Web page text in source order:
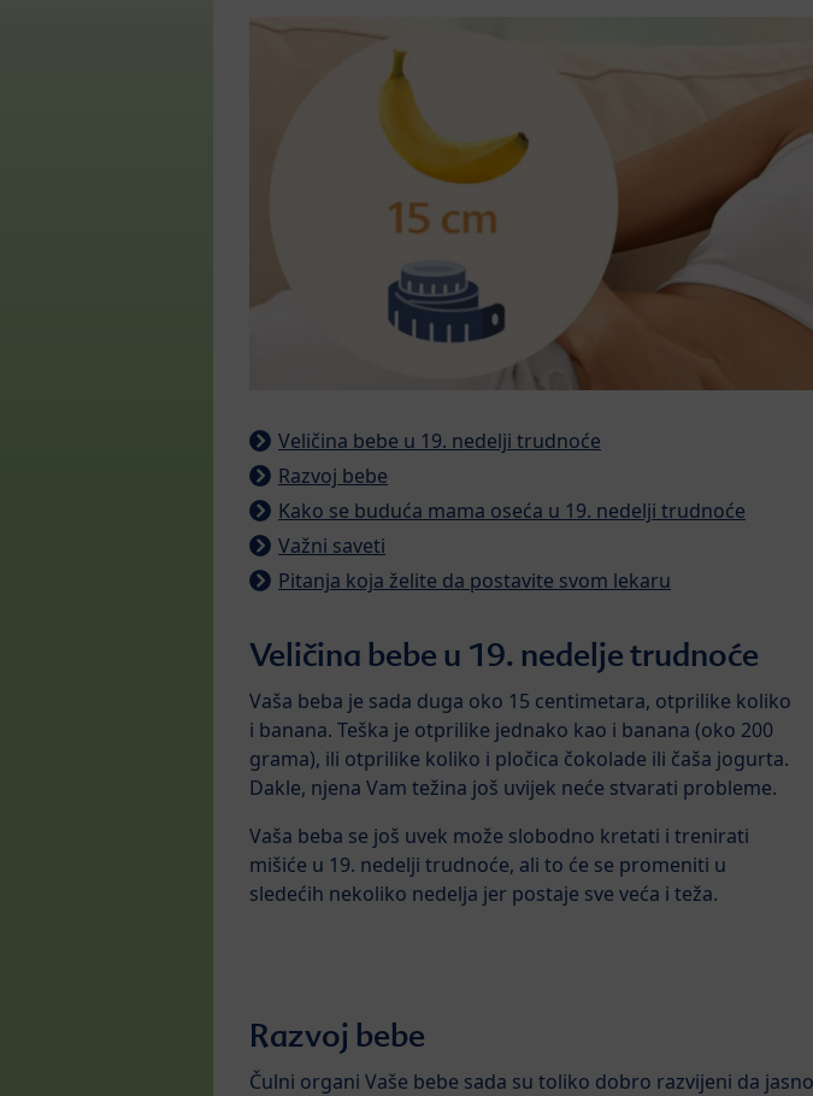
Veličina bebe u 19. nedelji trudnoće
Razvoj bebe
Kako se buduća mama oseća u 19. nedelji trudnoće
Važni saveti
Pitanja koja želite da postavite svom lekaru
Veličina bebe u 19. nedelje trudnoće
Vaša beba je sada duga oko 15 centimetara, otprilike koliko
i banana. Teška je otprilike jednako kao i banana (oko 200
grama), ili otprilike koliko i pločica čokolade ili čaša jogurta.
Dakle, njena Vam težina još uvijek neće stvarati probleme.
Vaša beba se još uvek može slobodno kretati i trenirati
mišiće u 19. nedelji trudnoće, ali to će se promeniti u
sledećih nekoliko nedelja jer postaje sve veća i teža.
Razvoj bebe
Čulni organi Vaše bebe sada su toliko dobro razvijeni da